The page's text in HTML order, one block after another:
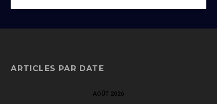
ARTICLES PAR DATE
AOÛT 2026